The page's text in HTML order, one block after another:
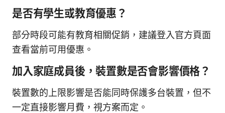
是否有學生或教育優惠？
部分時段可能有教育相關促銷，建議登入官方頁面
查看當前可用優惠。
加入家庭成員後，裝置數是否會影響價格？
裝置數的上限影響是否能同時保護多台裝置，但不
一定直接影響月費，視方案而定。